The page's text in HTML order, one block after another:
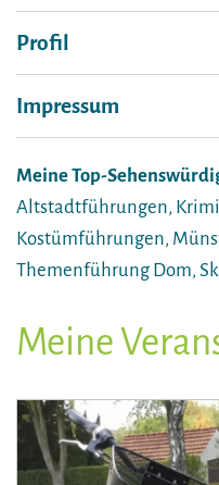
Profil
Impressum
Meine Top-
Altstadtführungen,
Kostümführungen,
Themenführung Dom,
Meine